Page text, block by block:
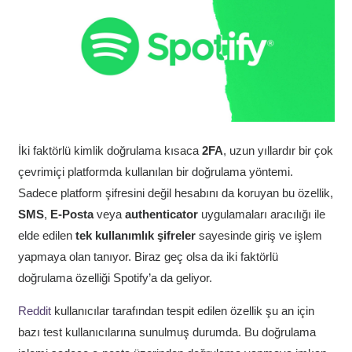
İki faktörlü kimlik doğrulama kısaca 2FA, uzun yıllardır bir çok
çevrimiçi platformda kullanılan bir doğrulama yöntemi.
Sadece platform şifresini değil hesabını da koruyan bu özellik,
SMS, E-Postaveya authenticatoruygulamaları aracılığı ile
elde edilen tek kullanımlık şifrelersayesinde giriş ve işlem
yapmaya olan tanıyor. Biraz geç olsa da iki faktörlü
doğrulama özelliği Spotify’a da geliyor.
Redditkullanıcılar tarafından tespit edilen özellik şu an için
bazı test kullanıcılarına sunulmuş durumda. Bu doğrulama